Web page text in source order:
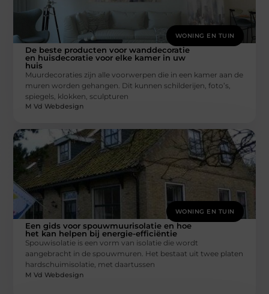
WONING EN TUIN
De beste producten voor wanddecoratie
en huisdecoratie voor elke kamer in uw
huis
Muurdecoraties zijn alle voorwerpen die in een kamer aan de
muren worden gehangen. Dit kunnen schilderijen, foto’s,
spiegels, klokken, sculpturen
M Vd Webdesign
WONING EN TUIN
Een gids voor spouwmuurisolatie en hoe
het kan helpen bij energie-efficiëntie
Spouwisolatie is een vorm van isolatie die wordt
aangebracht in de spouwmuren. Het bestaat uit twee platen
hardschuimisolatie, met daartussen
M Vd Webdesign